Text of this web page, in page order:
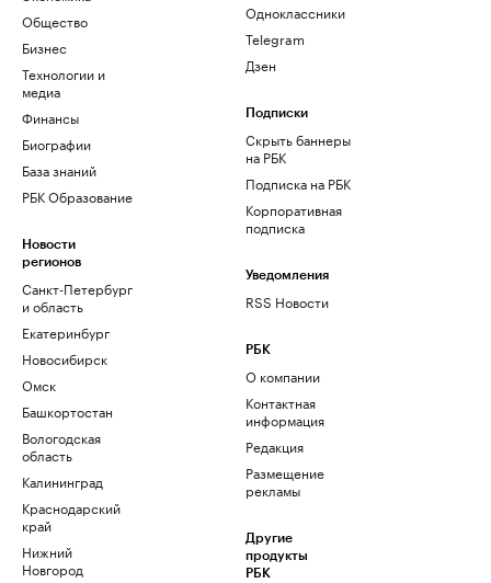
Общество
Бизнес
Технологии и
медиа
Финансы
Биографии
База знаний
РБК Образование
Новости
регионов
Санкт-Петербург
и область
Екатеринбург
Новосибирск
Омск
Башкортостан
Вологодская
область
Калининград
Краснодарский
край
Нижний
Новгород
Одноклассники
Telegram
Дзен
Подписки
Скрыть баннеры
на РБК
Подписка на РБК
Корпоративная
подписка
Уведомления
RSS Новости
РБК
О компании
Контактная
информация
Редакция
Размещение
рекламы
Другие
продукты
РБК